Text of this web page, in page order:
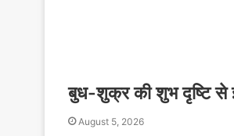
बुध-शुक्र की शुभ दृष्टि से
August 5, 2026